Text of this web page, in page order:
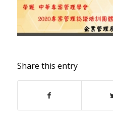
Share this entry